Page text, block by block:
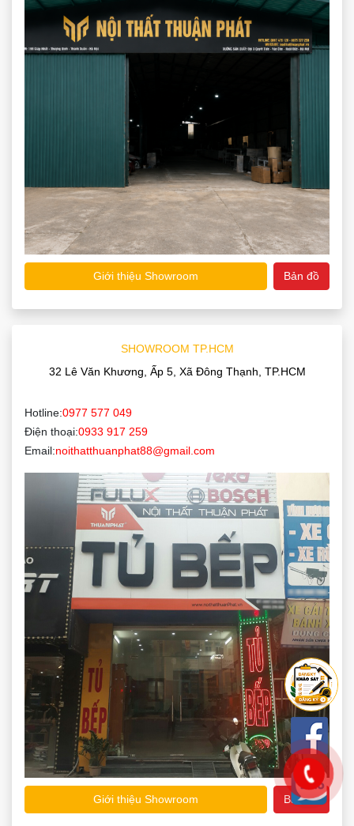
Giới thiệu Showroom Bản đồ
SHOWROOM TP.HCM
32 Lê Văn Khương, Ấp 5, Xã Đông Thạnh, TP.HCM
Hotline:0977 577 049
Điện thoại:0933 917 259
Email:noithatthuanphat88@gmail.com
Giới thiệu Showroom Bản đồ